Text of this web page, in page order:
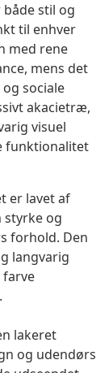
stil og
til enhver
med rene
mens det
sociale
akacietræ,
visuel
funktionalitet
er lavet af
styrke og
forhold. Den
langvarig
farve
lakeret
og udendørs